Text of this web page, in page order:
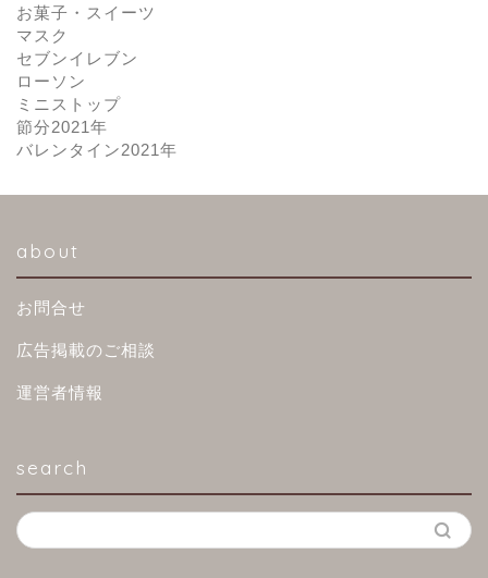
お菓子・スイーツ
マスク
セブンイレブン
ローソン
ミニストップ
節分2021年
バレンタイン2021年
about
お問合せ
広告掲載のご相談
運営者情報
search